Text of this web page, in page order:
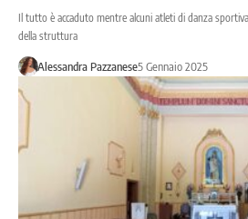
Il tutto è accaduto mentre alcuni atleti di danza
della struttura
Alessandra Pazzanese5 Gennaio 2025